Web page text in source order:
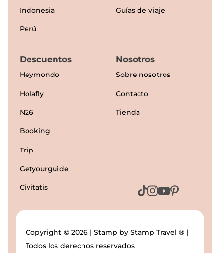
Indonesia
Perú
Guías de viaje
Descuentos
Heymondo
Holafly
N26
Booking
Trip
Getyourguide
Civitatis
Nosotros
Sobre nosotros
Contacto
Tienda
Copyright © 2026 | Stamp by Stamp Travel ® |
Todos los derechos reservados